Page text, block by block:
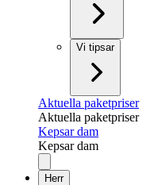
Vi tipsar
Aktuella paketpriser
Aktuella paketpriser
Kepsar dam
Kepsar dam
Herr